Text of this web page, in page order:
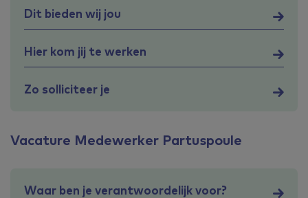
Dit bieden wij jou
Hier kom jij te werken
Zo solliciteer je
Vacature Medewerker Partuspoule
Waar ben je verantwoordelijk voor?